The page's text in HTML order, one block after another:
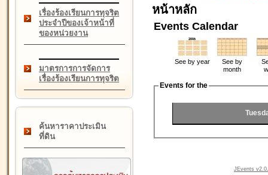
เรื่องร้องเรียนการทุจริต
ประจำปีของเจ้าหน้าที่
ของหน่วยงาน
มาตรการการจัดการ
เรื่องร้องเรียนการทุจริต
ค้นหาราคาประเมิน
ที่ดิน
หน้าหลัก
Events Calendar
See by year
See by
month
Events for the
JEvents